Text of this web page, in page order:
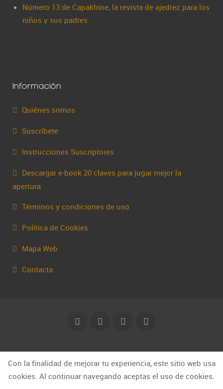
Número 13 de Capakhine, la revista de ajedrez para los
niños y sus padres
Información
Quiénes somos
Suscríbete
Instrucciones Suscriptores
Descargar e-book 20 claves para jugar mejor la
apertura
Términos y condiciones de uso
Política de Cookies
Mapa Web
Contacta
© Capakhine 2025 | capakhine@gmail.com
Con la finalidad de mejorar tu experiencia, este sitio web usa
cookies. Al continuar navegando aceptas el uso de cookies.